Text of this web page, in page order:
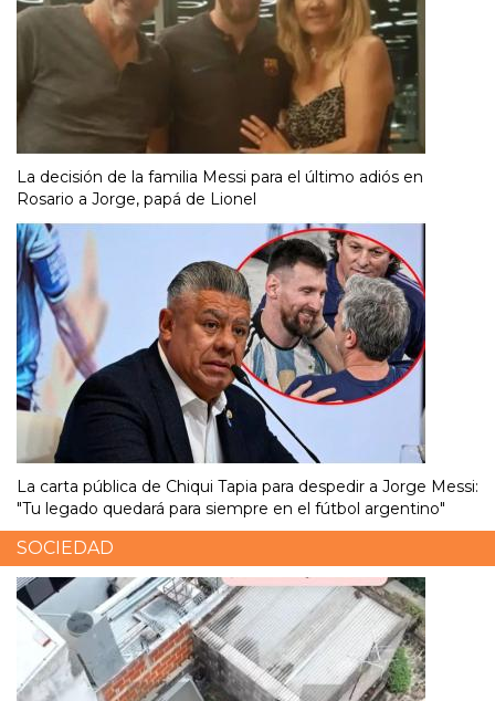
La decisión de la familia Messi para el último adiós en
Rosario a Jorge, papá de Lionel
La carta pública de Chiqui Tapia para despedir a Jorge Messi:
"Tu legado quedará para siempre en el fútbol argentino"
SOCIEDAD